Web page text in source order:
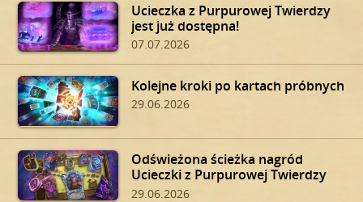
Ucieczka z Purpurowej Twierdzy
jest już dostępna!
07.07.2026
Kolejne kroki po kartach próbnych
29.06.2026
Odświeżona ścieżka nagród
Ucieczki z Purpurowej Twierdzy
29.06.2026